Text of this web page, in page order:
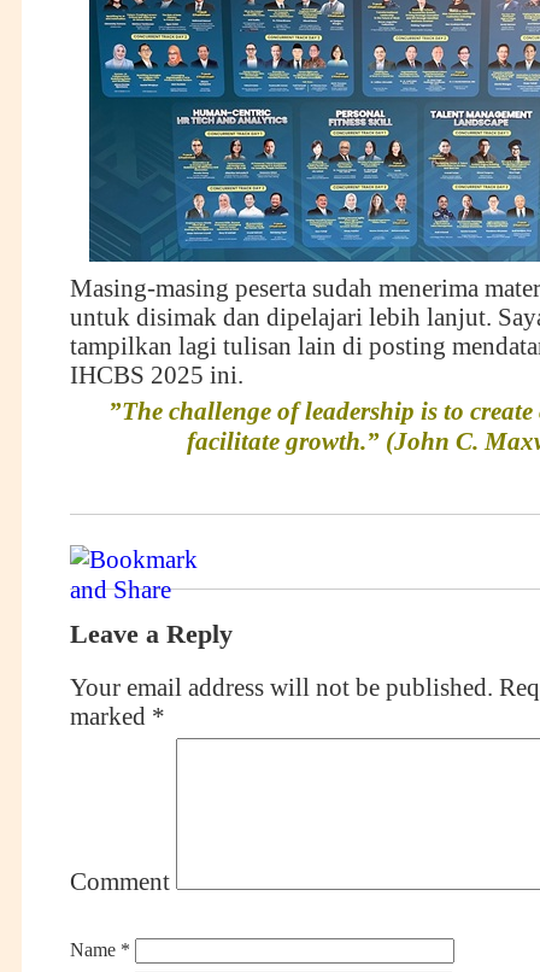
Masing-masing peserta sudah menerima
untuk disimak dan dipelajari lebih lanjut.
tampilkan lagi tulisan lain di posting
IHCBS 2025 ini.
”The challenge of leadership is to
facilitate growth.” (John C.
Leave a Reply
Your email address will not be published.
marked *
Comment
Name *